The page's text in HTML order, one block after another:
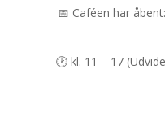
📅 Caféen har
🕑 kl. 11 – 17